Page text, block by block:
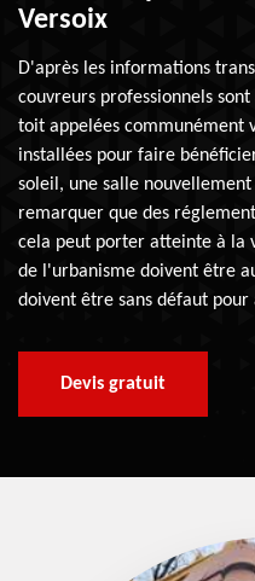
Versoix
D'après les informations
couvreurs professionnels
toit appelées communément
installées pour faire
soleil, une salle
remarquer que des
cela peut porter atteinte à la
de l'urbanisme doivent être
doivent être sans défaut
Devis gratuit